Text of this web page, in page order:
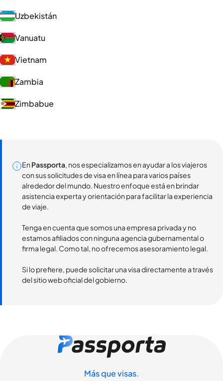
Uzbekistán
Vanuatu
Vietnam
Zambia
Zimbabue
En Passporta, nos especializamos en ayudar a los viajeros
con sus solicitudes de visa en línea para varios países
alrededor del mundo. Nuestro enfoque está en brindar
asistencia experta y orientación para facilitar la experiencia
de viaje.
Tenga en cuenta que somos una empresa privada y no
estamos afiliados con ninguna agencia gubernamental o
firma legal. Como tal, no ofrecemos asesoramiento legal.
Si lo prefiere, puede solicitar una visa directamente a través
del sitio web oficial del gobierno.
Más que visas.